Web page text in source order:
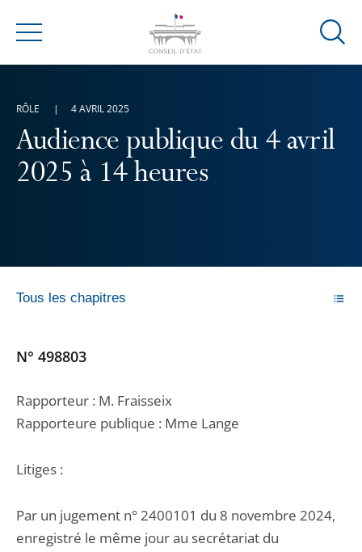
Menu
Ouvrir
Audience publique du 4 avril
2025 à 14 heures
RÔLE 4 AVRIL 2025
Tous les chapitres
N° 498803
Rapporteur : M. Fraisseix
Rapporteure publique : Mme Lange
Litiges :
Par un jugement n° 2400101 du 8 novembre 2024,
enregistré le même jour au secrétariat du